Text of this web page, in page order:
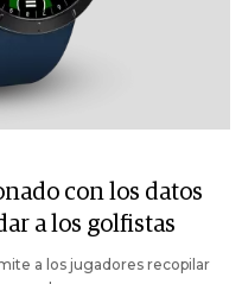
con los datos
a los golfistas
a los jugadores recopilar